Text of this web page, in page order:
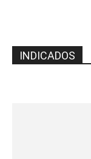
INDICADOS